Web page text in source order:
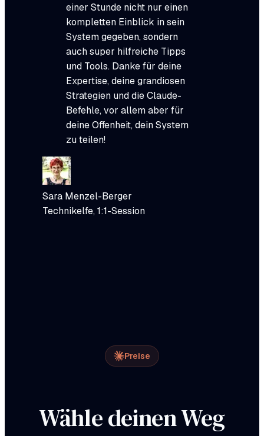
einer Stunde nicht nur einen
kompletten Einblick in sein
System gegeben, sondern
auch super hilfreiche Tipps
und Tools. Danke für deine
Expertise, deine grandiosen
Strategien und die Claude-
Befehle, vor allem aber für
deine Offenheit, dein System
zu teilen!
Sara Menzel-Berger
Technikelfe, 1:1-Session
Preise
Wähle deinen Weg